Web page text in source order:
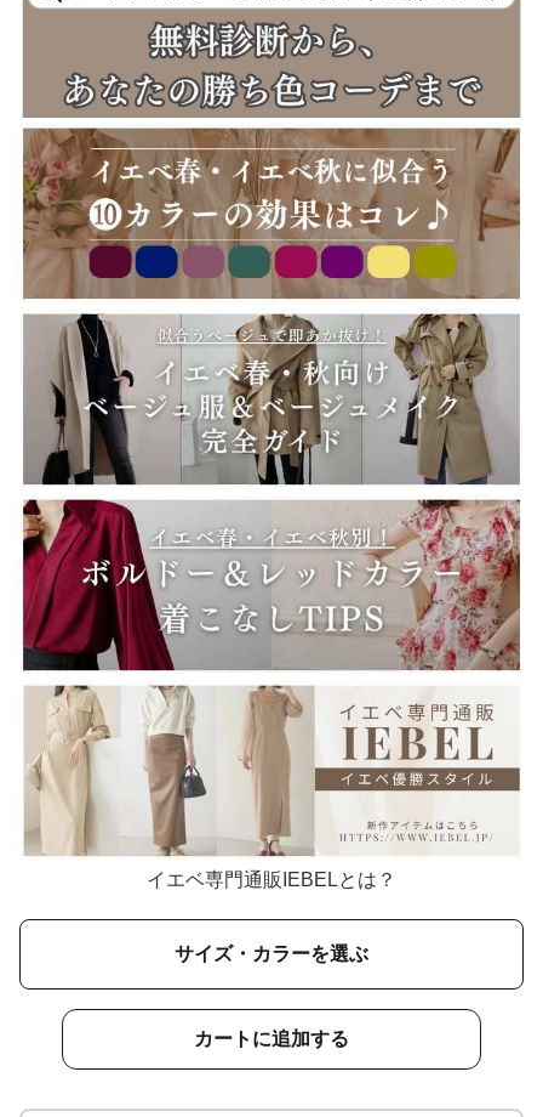
イエベ専門通販IEBELとは？
サイズ・カラーを選ぶ
カートに追加する